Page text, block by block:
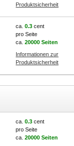
Produktsicherheit
ca.0.3cent
pro Seite
ca.20000 Seiten
Informationen zur
Produktsicherheit
ca.0.3cent
pro Seite
ca.20000 Seiten